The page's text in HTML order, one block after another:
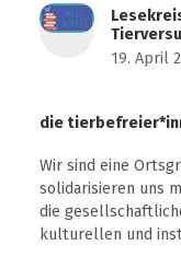
19. April
die
Wir sind eine
solidarisieren uns
die
kulturellen und